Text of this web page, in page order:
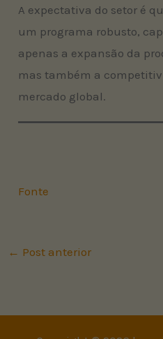
A expectativa do setor é
um programa robusto,
apenas a expansão da
mas também a
mercado global.
Fonte
← Post anterior